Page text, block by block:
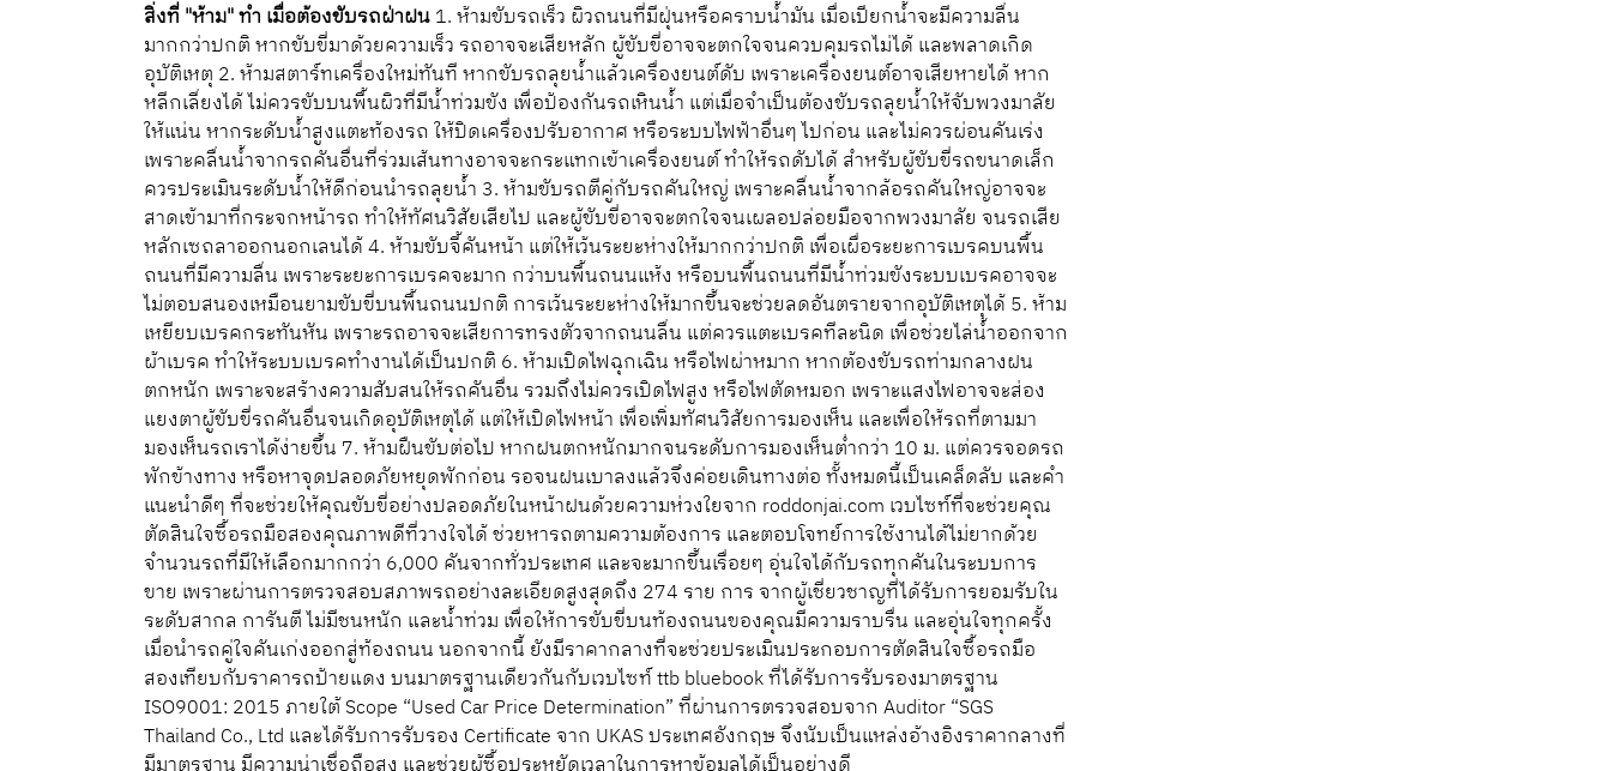
สิ่งที่ "ห้าม" ทำ เมื่อต้องขับรถฝ่าฝน1. ห้ามขับรถเร็ว ผิวถนนที่มีฝุ่นหรือคราบน้ำมัน เมื่อเปียกน้ำจะมีความลื่น
มากกว่าปกติ หากขับขี่มาด้วยความเร็ว รถอาจจะเสียหลัก ผู้ขับขี่อาจจะตกใจจนควบคุมรถไม่ได้ และพลาดเกิด
อุบัติเหตุ 2. ห้ามสตาร์ทเครื่องใหม่ทันที หากขับรถลุยน้ำแล้วเครื่องยนต์ดับ เพราะเครื่องยนต์อาจเสียหายได้ หาก
หลีกเลี่ยงได้ ไม่ควรขับบนพื้นผิวที่มีน้ำท่วมขัง เพื่อป้องกันรถเหินน้ำ แต่เมื่อจำเป็นต้องขับรถลุยน้ำให้จับพวงมาลัย
ให้แน่น หากระดับน้ำสูงแตะท้องรถ ให้ปิดเครื่องปรับอากาศ หรือระบบไฟฟ้าอื่นๆ ไปก่อน และไม่ควรผ่อนคันเร่ง
เพราะคลื่นน้ำจากรถคันอื่นที่ร่วมเส้นทางอาจจะกระแทกเข้าเครื่องยนต์ ทำให้รถดับได้ สำหรับผู้ขับขี่รถขนาดเล็ก
ควรประเมินระดับน้ำให้ดีก่อนนำรถลุยน้ำ 3. ห้ามขับรถตีคู่กับรถคันใหญ่ เพราะคลื่นน้ำจากล้อรถคันใหญ่อาจจะ
สาดเข้ามาที่กระจกหน้ารถ ทำให้ทัศนวิสัยเสียไป และผู้ขับขี่อาจจะตกใจจนเผลอปล่อยมือจากพวงมาลัย จนรถเสีย
หลักเซถลาออกนอกเลนได้ 4. ห้ามขับจี้คันหน้า แต่ให้เว้นระยะห่างให้มากกว่าปกติ เพื่อเผื่อระยะการเบรคบนพื้น
ถนนที่มีความลื่น เพราะระยะการเบรคจะมาก กว่าบนพื้นถนนแห้ง หรือบนพื้นถนนที่มีน้ำท่วมขังระบบเบรคอาจจะ
ไม่ตอบสนองเหมือนยามขับขี่บนพื้นถนนปกติ การเว้นระยะห่างให้มากขึ้นจะช่วยลดอันตรายจากอุบัติเหตุได้ 5. ห้าม
เหยียบเบรคกระทันหัน เพราะรถอาจจะเสียการทรงตัวจากถนนลื่น แต่ควรแตะเบรคทีละนิด เพื่อช่วยไล่น้ำออกจาก
ผ้าเบรค ทำให้ระบบเบรคทำงานได้เป็นปกติ 6. ห้ามเปิดไฟฉุกเฉิน หรือไฟผ่าหมาก หากต้องขับรถท่ามกลางฝน
ตกหนัก เพราะจะสร้างความสับสนให้รถคันอื่น รวมถึงไม่ควรเปิดไฟสูง หรือไฟตัดหมอก เพราะแสงไฟอาจจะส่อง
แยงตาผู้ขับขี่รถคันอื่นจนเกิดอุบัติเหตุได้ แต่ให้เปิดไฟหน้า เพื่อเพิ่มทัศนวิสัยการมองเห็น และเพื่อให้รถที่ตามมา
มองเห็นรถเราได้ง่ายขึ้น 7. ห้ามฝืนขับต่อไป หากฝนตกหนักมากจนระดับการมองเห็นต่ำกว่า 10 ม. แต่ควรจอดรถ
พักข้างทาง หรือหาจุดปลอดภัยหยุดพักก่อน รอจนฝนเบาลงแล้วจึงค่อยเดินทางต่อ ทั้งหมดนี้เป็นเคล็ดลับ และคำ
แนะนำดีๆ ที่จะช่วยให้คุณขับขี่อย่างปลอดภัยในหน้าฝนด้วยความห่วงใยจาก roddonjai.com เวบไซท์ที่จะช่วยคุณ
ตัดสินใจซื้อรถมือสองคุณภาพดีที่วางใจได้ ช่วยหารถตามความต้องการ และตอบโจทย์การใช้งานได้ไม่ยากด้วย
จำนวนรถที่มีให้เลือกมากกว่า 6,000 คันจากทั่วประเทศ และจะมากขึ้นเรื่อยๆ อุ่นใจได้กับรถทุกคันในระบบการ
ขาย เพราะผ่านการตรวจสอบสภาพรถอย่างละเอียดสูงสุดถึง 274 ราย การ จากผู้เชี่ยวชาญที่ได้รับการยอมรับใน
ระดับสากล การันตี ไม่มีชนหนัก และน้ำท่วม เพื่อให้การขับขี่บนท้องถนนของคุณมีความราบรื่น และอุ่นใจทุกครั้ง
เมื่อนำรถคู่ใจคันเก่งออกสู่ท้องถนน นอกจากนี้ ยังมีราคากลางที่จะช่วยประเมินประกอบการตัดสินใจซื้อรถมือ
สองเทียบกับราคารถป้ายแดง บนมาตรฐานเดียวกันกับเวบไซท์ ttb bluebook ที่ได้รับการรับรองมาตรฐาน
ISO9001: 2015 ภายใต้ Scope “Used Car Price Determination” ที่ผ่านการตรวจสอบจาก Auditor “SGS
Thailand Co., Ltd และได้รับการรับรอง Certificate จาก UKAS ประเทศอังกฤษ จึงนับเป็นแหล่งอ้างอิงราคากลางที่